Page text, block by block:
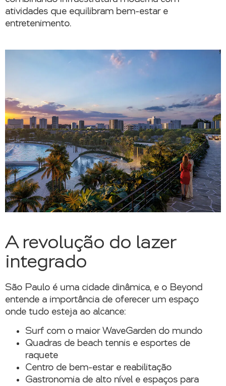
atividades que equilibram bem-estar e
entretenimento.
A revolução do lazer
integrado
São Paulo é uma cidade dinâmica, e o Beyond
entende a importância de oferecer um espaço
onde tudo esteja ao alcance:
Surf com o maior WaveGarden do mundo
Quadras de beach tennis e esportes de
raquete
Centro de bem-estar e reabilitação
Gastronomia de alto nível e espaços para